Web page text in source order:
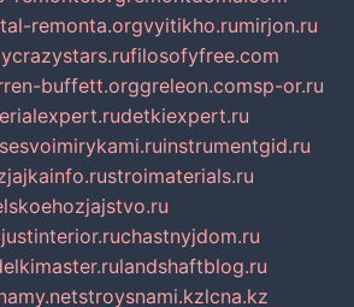
remonta.orgvyitikho.rumirjon.ru
filosofyfree.com
buffett.orggreleon.comsp-or.ru
detkiexpert.ru
instrumentgid.ru
stroimaterials.ru
justinterior.ruchastnyjdom.ru
landshaftblog.ru
stroysnami.kzlcna.kz